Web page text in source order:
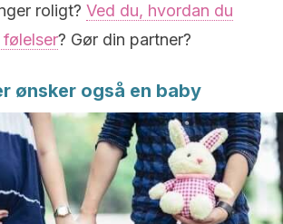
roligt? Ved du, hvordan du
følelser? Gør din partner?
ønsker også en baby